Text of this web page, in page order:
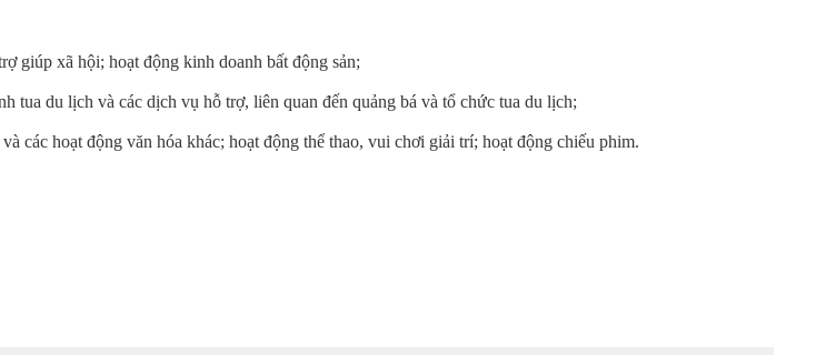
giúp xã hội; hoạt động kinh doanh bất động sản;
tua du lịch và các dịch vụ hỗ trợ, liên quan đến quảng bá và tổ chức tua du lịch;
các hoạt động văn hóa khác; hoạt động thể thao, vui chơi giải trí; hoạt động chiếu phim.